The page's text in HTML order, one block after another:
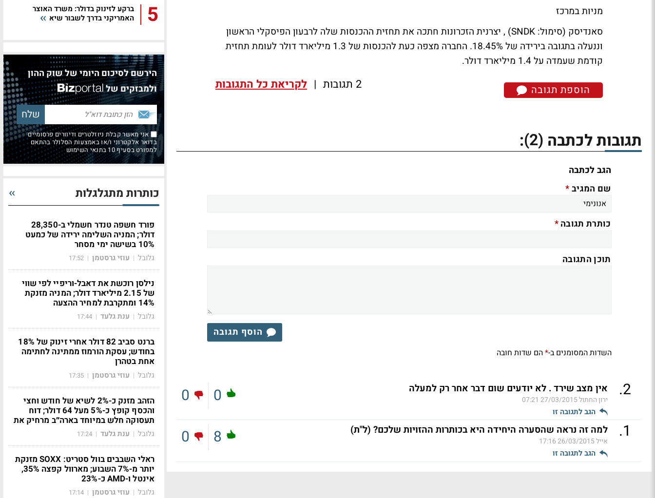
מניות במרכז
סאנדיסק (סימול: SNDK)
, יצרנית הזכרונות חתכה את תחזית ההכנסות שלה לרבעון הפיסקלי הראשון
וננעלה בתגובה בירידה של 18.45%. החברה מצפה כעת להכנסות של 1.3 מיליארד דולר לעומת תחזית
קודמת שעמדה על 1.4 מיליארד דולר.
הוספת תגובה 2 תגובות | לקריאת כל התגובות
תגובות לכתבה (2)
:
הגב לכתבה
שם המגיב*
כותרת תגובה*
תוכן התגובה
הוסף תגובה
השדות המסומנים ב-*הם שדות חובה
2
. אין מצב שירד . לא יודעים שום דבר אחר רק למעלה
ירון החתול27/03/2015 07:21
הגב לתגובה זו
0
0
1
. למה זה נראה שהסערה היחידה היא בכותרות ההזויות שלכם? (ל"ת)
אייל26/03/2015 17:16
הגב לתגובה זו
8
0
5
ברקע לזינוק בדולר: משרד האוצר
האמריקני בדרך לשבור שיא
הירשם לסיכום היומי של שוק ההון
ולמבזקים של
אני מאשר קבלת ניוזלטרים ודיוורים פרסומיים
בדואר אלקטרוני ו/או באמצעות הסלולר בהתאם
למפורט בסעיף 10 בתנאי השימוש
כותרות מתגלגלות
פורד חשפה טנדר חשמלי ב-28,350
דולר; המניה השלימה ירידה של כמעט
10% בשישה ימי מסחר
גלובל | עוזי גרסטמן |
17:52
נילסן רוכשת את דאבל-וריפיי לפי שווי
של 2.15 מיליארד דולר; המניה מזנקת
14% ומתקרבת למחיר ההצעה
גלובל | ענת גלעד |
17:44
ברנט סביב 82 דולר אחרי זינוק של 18%
בחודש; עסקת הורמוז ממתינה לחתימה
אחת בטהרן
גלובל | עוזי גרסטמן |
17:35
הזהב מזנק כ-2% לשיא של חודש וחצי
והכסף קופץ כ-5% מעל 64 דולר; דוח
תעסוקה חלש במיוחד בארה״ב מרחיק את
גלובל | ענת גלעד |
17:24
ראלי השבבים בוול סטריט: SOXX מזנקת
יותר מ-7% השבוע; מארוול קפצה 35%,
אינטל ו-AMD כ-23%
גלובל | עוזי גרסטמן |
17:14